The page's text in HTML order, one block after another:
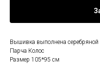
Вышивка выполнена серебряной
Парча Колос
Размер 105*95 см